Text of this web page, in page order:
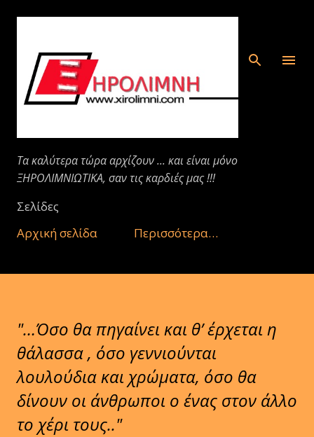
Μετάβαση στο κύριο περιεχόμενο
Τα καλύτερα τώρα αρχίζουν ... και είναι μόνο
ΞΗΡΟΛΙΜΝΙΩΤΙΚΑ, σαν τις καρδιές μας !!!
Σελίδες
Αρχική σελίδα
Περισσότερα…
"…Όσο θα πηγαίνει και θ’ έρχεται η
θάλασσα , όσο γεννιούνται
λουλούδια και χρώματα, όσο θα
δίνουν οι άνθρωποι ο ένας στον άλλο
το χέρι τους.."